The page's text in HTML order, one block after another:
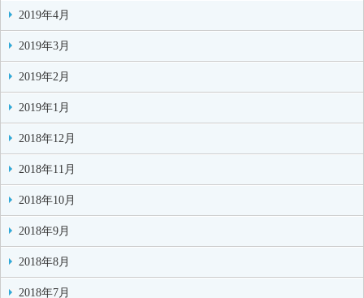
2019年4月
2019年3月
2019年2月
2019年1月
2018年12月
2018年11月
2018年10月
2018年9月
2018年8月
2018年7月